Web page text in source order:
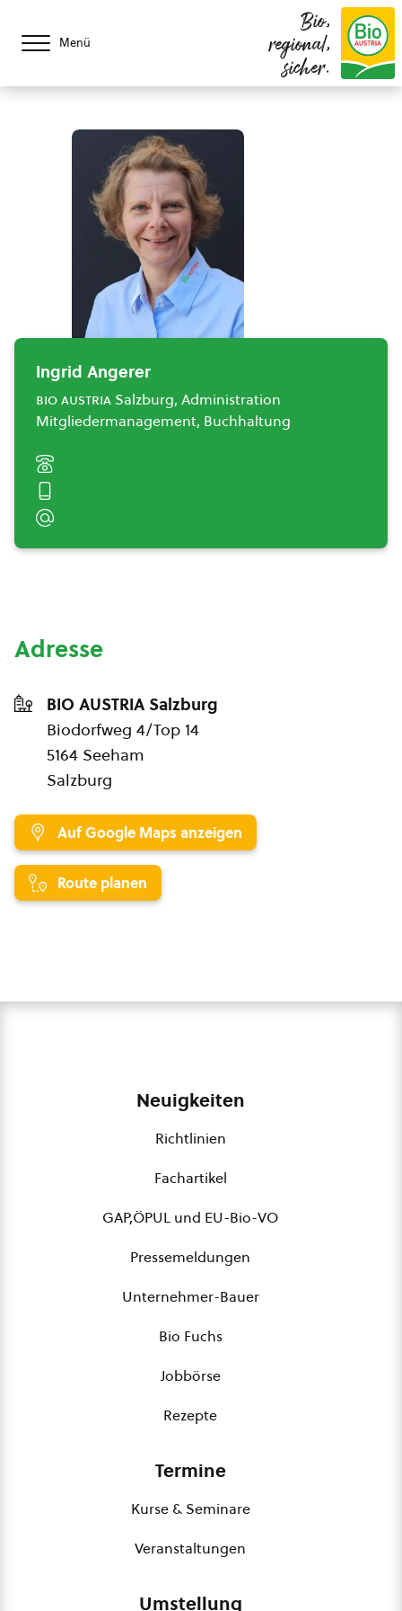
Menü
Bio,
regional,
sicher.
Ingrid Angerer
bio austria Salzburg, Administration
Mitgliedermanagement, Buchhaltung
Adresse
BIO AUSTRIA Salzburg
Biodorfweg 4/Top 14
5164 Seeham
Salzburg
Auf Google Maps anzeigen
Route planen
Neuigkeiten
Richtlinien
Fachartikel
GAP,ÖPUL und EU-Bio-VO
Pressemeldungen
Unternehmer-Bauer
Bio Fuchs
Jobbörse
Rezepte
Termine
Kurse & Seminare
Veranstaltungen
Umstellung